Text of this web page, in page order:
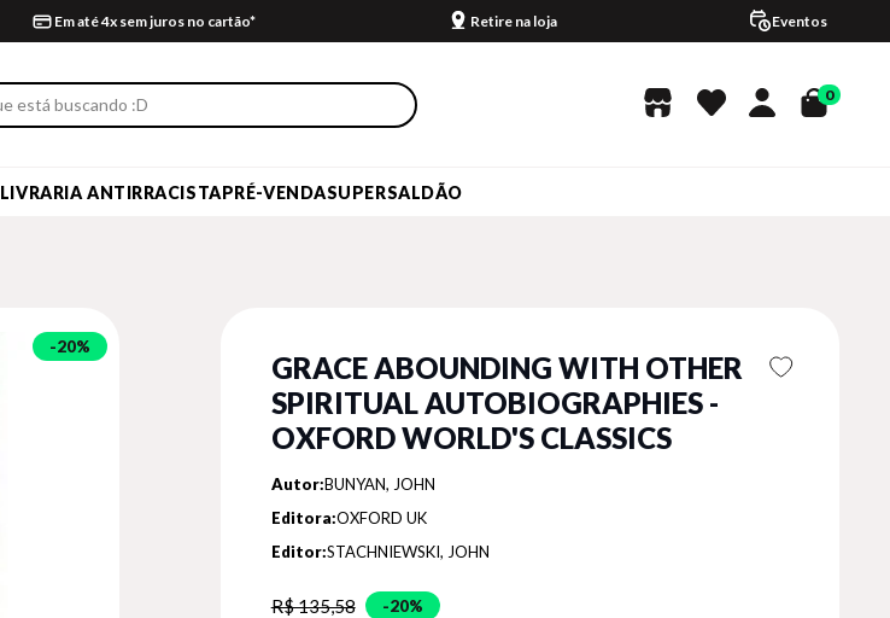
Em até 4x sem juros no cartão* Retire na loja Eventos
0
LIVRARIA ANTIRRACISTAPRÉ-VENDASUPERSALDÃO
20%
GRACE ABOUNDING WITH OTHER
SPIRITUAL AUTOBIOGRAPHIES -
OXFORD WORLD'S CLASSICS
Autor:BUNYAN, JOHN
Editora:OXFORD UK
Editor:STACHNIEWSKI, JOHN
R$ 135,58 20%